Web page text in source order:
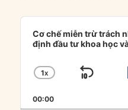
Audio
Player
Cơ chế miễn trừ trách
định đầu tư khoa học
CHANGE
RATE
1X
SKIP
00:00